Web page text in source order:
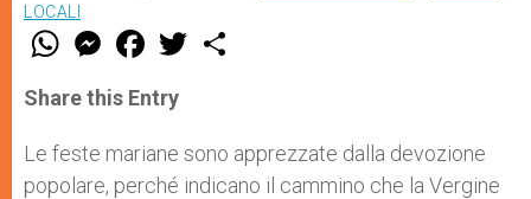
LOCALI
W
t
s
p
p
M
e
s
e
g
e
r
F
a
e
b
o
k
w
r
Share this Entry
Le feste mariane sono apprezzate dalla devozione
popolare, perché indicano il cammino che la Vergine